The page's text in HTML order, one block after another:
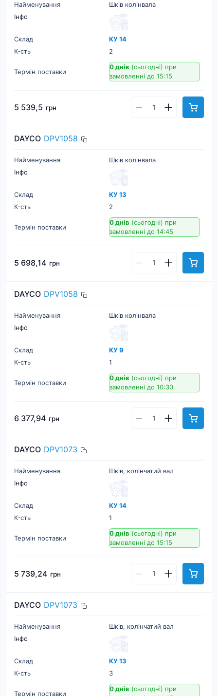
Найменування
Шків колінвала
Інфо
Склад
КУ 14
К-cть
2
Термін поставки
0 днів (сьогодні) при
замовленні до 15:15
5 539,5 грн
DAYCO DPV1058
Найменування
Шків колінвала
Інфо
Склад
КУ 13
К-cть
2
Термін поставки
0 днів (сьогодні) при
замовленні до 14:45
5 698,14 грн
DAYCO DPV1058
Найменування
Шків колінвала
Інфо
Склад
КУ 9
К-cть
1
Термін поставки
0 днів (сьогодні) при
замовленні до 10:30
6 377,94 грн
DAYCO DPV1073
Найменування
Шків, колінчатий вал
Інфо
Склад
КУ 14
К-cть
1
Термін поставки
0 днів (сьогодні) при
замовленні до 15:15
5 739,24 грн
DAYCO DPV1073
Найменування
Шків, колінчатий вал
Інфо
Склад
КУ 13
К-cть
3
Термін поставки
0 днів (сьогодні) при